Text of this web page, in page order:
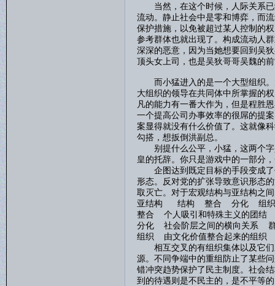
当然，在这个时候，人际关系已
流动。静止社会中是零和博弈，而
保护措施，以免被超过某人控制的
参考群体也就出现了。构成流动人
深深的恶意，因为当她想要回到吴
顶头女上司，也是吴狄哥哥吴魏的
而小猛进入的是一个大型组织。
大组织的领导在共同体中所掌握的
凡的能力有一番大作为，但是程胜
一个提高公司办事效率的很屌的提
案显得就没有什么价值了。这就像
勾搭，想扳倒洪副总。
别提什么公平，小猛，这两个字
皇的托辞。你只是游戏中的一部分
企图达到既定目标的手段变成了
形态。反对党的扩张导致意识形态
取灭亡。对于宏观结构与亚结构之
亚结构 结构 整合 分化 组织
整合 个人吸引和特殊主义的团结
分化 社会阶层之间的横向关系
组织 由文化价值整合起来的组织
相互交叉的有组织集体以及它们
源。不同争端中的重组防止了某些
错冲突趋势保护了民主制度。社会
到的待遇则是不民主的，是不平等